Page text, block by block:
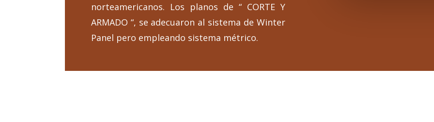
norteamericanos. Los planos de “ CORTE Y
ARMADO “, se adecuaron al sistema de Winter
Panel pero empleando sistema métrico.